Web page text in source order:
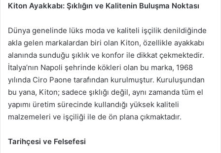
Kiton Ayakkabı: Şıklığın ve Kalitenin Buluşma Noktası
Dünya genelinde lüks moda ve kaliteli işçilik denildiğinde
akla gelen markalardan biri olan Kiton, özellikle ayakkabı
alanında sunduğu şıklık ve konfor ile dikkat çekmektedir.
İtalya’nın Napoli şehrinde kökleri olan bu marka, 1968
yılında Ciro Paone tarafından kurulmuştur. Kuruluşundan
bu yana, Kiton; sadece şıklığı değil, aynı zamanda tüm el
yapımı üretim sürecinde kullandığı yüksek kaliteli
malzemeleri ve işçiliği ile de ön plana çıkmaktadır.
Tarihçesi ve Felsefesi